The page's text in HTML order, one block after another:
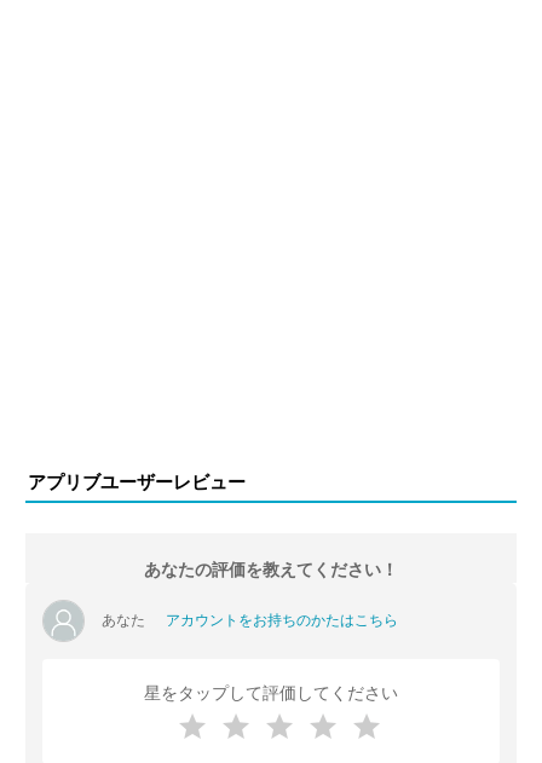
アプリブユーザーレビュー
あなたの評価を教えてください！
あなた アカウントをお持ちのかたはこちら
星をタップして評価してください